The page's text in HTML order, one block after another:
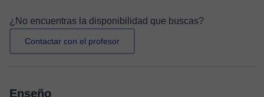
¿No encuentras la disponibilidad que buscas?
Contactar con el profesor
Enseño